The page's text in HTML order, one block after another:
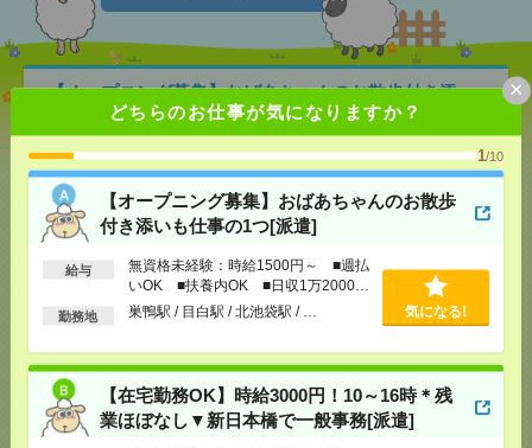
どちらのお仕事が気になりますか？
1/10
【オープニング募集】おばあちゃんのお散歩
付き添いも仕事の1つ[派遣]
給与
無資格未経験：時給1500円～ ■週払
いOK ■扶養内OK ■日収1万2000円
以上
勤務地 巣鴨駅 / 目白駅 / 北池袋駅 / … 気になる!
【在宅勤務OK】時給3000円！10～16時＊残
業ほぼなし▼新日本橋で一般事務[派遣]
×
【オープニング募集】おばあちゃんのお散歩付き添
いも仕事の1つ[派遣]
[給 与]無資格未経験：時給1500円～ ■週払い
OK ■扶養内OK ■日収1万2000円以上
[交通費]
交通費全額支給
[勤務地]
巣鴨駅/目白駅/北池袋駅/…
気になる！
【在宅勤務OK】時給3000円！10～16時＊残業ほぼな
し▼新日本橋で一般事務[派遣]
[給 与]時給3000円 月収例 30万円 時給3000円×
実働5h×週5日×4週 ※月収例を保証するものではあ
りません。※給与即受取りサービス利用可（利用条
件有）
[交通費]1ヶ月3万円を上限として実費支給